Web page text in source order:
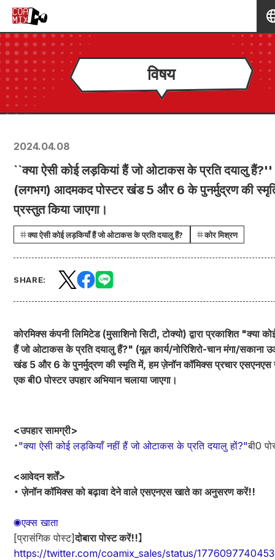
विषय
2024.04.08
``क्या ऐसी कोई लड़कियां हैं जो ओटाकस के प्रति दयालु हैं?''
(लगभग) आदमकद पोस्टर खंड 5 और 6 के पुनर्मुद्रण की
प्रस्तुत किया जाएगा।
क्या ऐसी कोई लड़कियाँ हैं जो ओटाकस के प्रति दयालु हैं? कोर मिश्रण
SHARE:
कोरमिक्स कंपनी लिमिटेड (मुसाशिनो सिटी, टोक्यो) द्वारा प्रकाशित "क्या
हैं जो ओटाकस के प्रति दयालु हैं?" (मूल कार्य/नोरिशिरो-चान मंगा/सकाना
खंड 5 और 6 के पुनर्मुद्रण की स्मृति में, हम ज़ेनॉन कॉमिक्स प्रचार एसएनएस
एक बी0 पोस्टर उपहार अभियान चलाया जाएगा।
<उपहार सामग्री>
・"क्या ऐसी कोई लड़कियाँ नहीं हैं जो ओटाकस के प्रति दयालु हों?"बी0
<आवेदन शर्तें>
・ ज़ेनॉन कॉमिक्स को बढ़ावा देने वाले एसएनएस खाते का अनुसरण करें!!
◉एक्स खाता
[प्रासंगिक पोस्ट]दोबारा पोस्ट करें!!】
https://twitter.com/coamix_sales/status/